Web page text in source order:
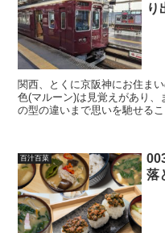
り
関西、とくに京阪神にお住ま
色(マルーン)は見覚えがあり
の型の違いまで思いを馳せる
百汁百菜
落